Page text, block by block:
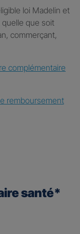
loi Madelin et
que soit
commerçant,
complémentaire
remboursement
santé*